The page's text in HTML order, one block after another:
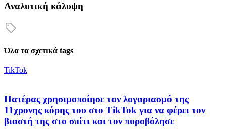
Αναλυτική κάλυψη
Όλα τα σχετικά tags
TikTok
Πατέρας χρησιμοποίησε τον λογαριασμό της
11χρονης κόρης του στο TikTok για να φέρει τον
βιαστή της στο σπίτι και τον πυροβόλησε